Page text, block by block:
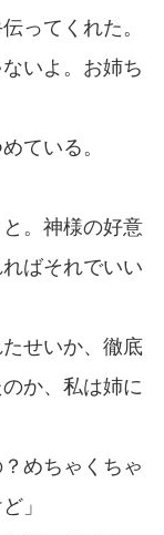
ってくれた。
いよ。お姉ち
ている。
。神様の好意
ばそれでいい
せいか、徹底
か、私は姉に
めちゃくちゃ
」